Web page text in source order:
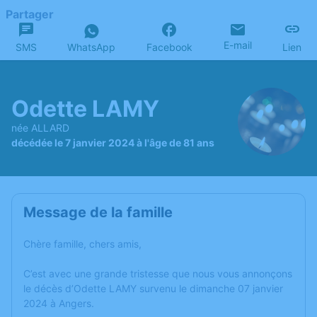
Partager
SMS WhatsApp Facebook E-mail Lien
Odette LAMY
née ALLARD
décédée le 7 janvier 2024 à l'âge de 81 ans
Message de la famille
Chère famille, chers amis,
C’est avec une grande tristesse que nous vous annonçons
le décès d’Odette LAMY survenu le dimanche 07 janvier
2024 à Angers.